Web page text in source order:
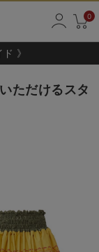
0
》
ただけるスタ